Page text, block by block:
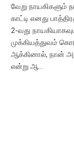
வேறு நாயகிகளும்
காட்டி எனது
2-வது
முக்கியத்துவம்
ஆக்கினால், நான்
என்று ஆ...